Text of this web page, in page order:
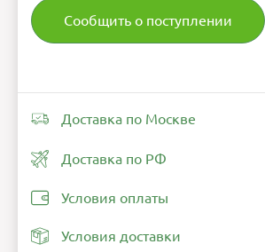
Сообщить о поступлении
Доставка по Москве
Доставка по РФ
Условия оплаты
Условия доставки